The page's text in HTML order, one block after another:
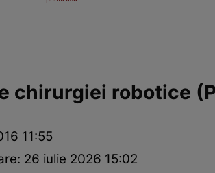
chirurgiei robotice
11:55
26 iulie 2026 15:02